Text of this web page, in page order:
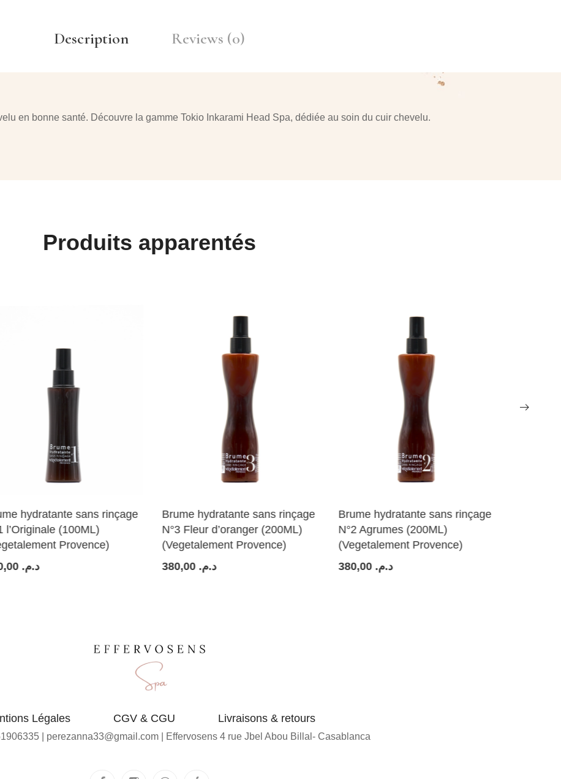
Description Reviews (0)
en bonne santé. Découvre la gamme Tokio Inkarami Head Spa, dédiée au soin du cuir chevelu.
Produits apparentés
hydratante sans rinçage
(100ML)
Provence)
د.م.220,00
Brume hydratante sans rinçage
N°3 Fleur d’oranger (200ML)
(Vegetalement Provence)
د.م.380,00
Brume hydratante sans rinçage
N°2 Agrumes (200ML)
(Vegetalement Provence)
د.م.380,00
Légales CGV & CGU Livraisons & retours
| perezanna33@gmail.com | Effervosens 4 rue Jbel Abou Billal- Casablanca